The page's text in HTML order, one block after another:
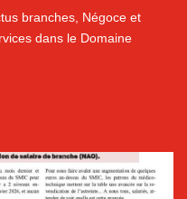
branches, Négoce et
dans le Domaine